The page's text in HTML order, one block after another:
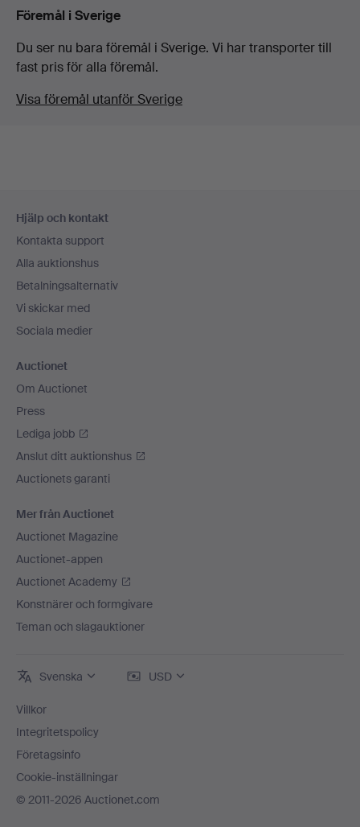
Föremål i Sverige
Du ser nu bara föremål i Sverige. Vi har transporter till
fast pris för alla föremål.
Visa föremål utanför Sverige
Hjälp och kontakt
Kontakta support
Alla auktionshus
Betalningsalternativ
Vi skickar med
Sociala medier
Auctionet
Om Auctionet
Press
Lediga jobb
Anslut ditt auktionshus
Auctionets garanti
Mer från Auctionet
Auctionet Magazine
Auctionet-appen
Auctionet Academy
Konstnärer och formgivare
Teman och slagauktioner
Svenska USD
Villkor
Integritetspolicy
Företagsinfo
Cookie-inställningar
© 2011-2026 Auctionet.com